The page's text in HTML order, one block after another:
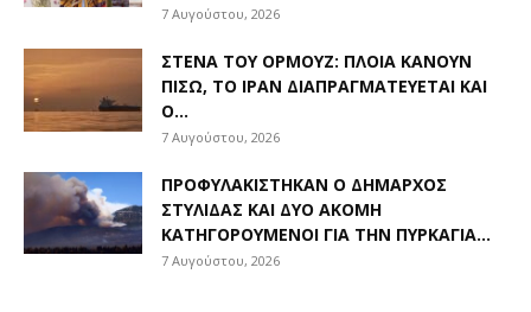
7 Αυγούστου, 2026
ΣΤΕΝΆ ΤΟΥ ΟΡΜΟΎΖ: ΠΛΟΊΑ ΚΆΝΟΥΝ
ΠΊΣΩ, ΤΟ ΙΡΆΝ ΔΙΑΠΡΑΓΜΑΤΕΎΕΤΑΙ ΚΑΙ
Ο...
7 Αυγούστου, 2026
ΠΡΟΦΥΛΑΚΊΣΤΗΚΑΝ Ο ΔΉΜΑΡΧΟΣ
ΣΤΥΛΊΔΑΣ ΚΑΙ ΔΎΟ ΑΚΌΜΗ
ΚΑΤΗΓΟΡΟΎΜΕΝΟΙ ΓΙΑ ΤΗΝ ΠΥΡΚΑΓΙΆ...
7 Αυγούστου, 2026